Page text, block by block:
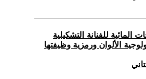
المائية للفنانة التشكيلية
الألوان ورمزية وظيفتها